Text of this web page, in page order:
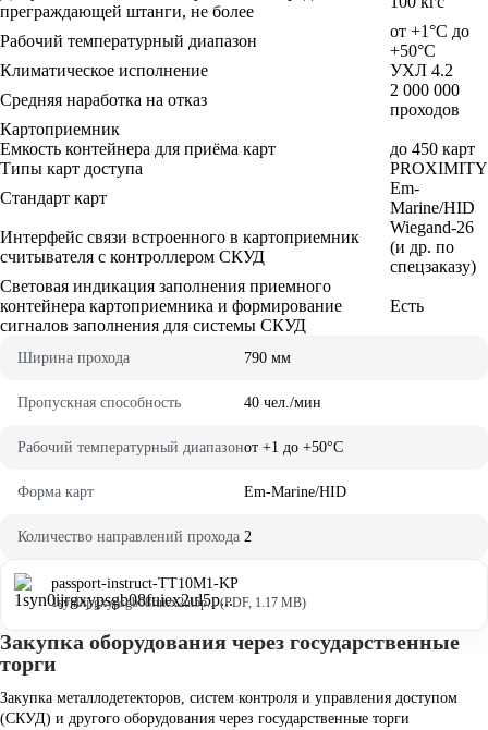
преграждающей штанги, не более
Рабочий температурный диапазон
от +1°C до
+50°C
Климатическое исполнение
УХЛ 4.2
Средняя наработка на отказ
2 000 000
проходов
Картоприемник
Емкость контейнера для приёма карт
до 450 карт
Типы карт доступа
PROXIMITY
Стандарт карт
Em-
Marine/HID
Интерфейс связи встроенного в картоприемник
считывателя с контроллером СКУД
Wiegand-26
(и др. по
спецзаказу)
Световая индикация заполнения приемного
контейнера картоприемника и формирование
сигналов заполнения для системы СКУД
Есть
Ширина прохода 790 мм
Пропускная способность 40 чел./мин
Рабочий температурный диапазонот +1 до +50°C
Форма карт Em-Marine/HID
Количество направлений прохода 2
passport-instruct-TT10M1-KP
1syn0ijrgxypsgb08fuiex2ul5p... (PDF, 1.17 MB)
Закупка оборудования через государственные
торги
Закупка металлодетекторов, систем контроля и управления доступом
(СКУД) и другого оборудования через государственные торги